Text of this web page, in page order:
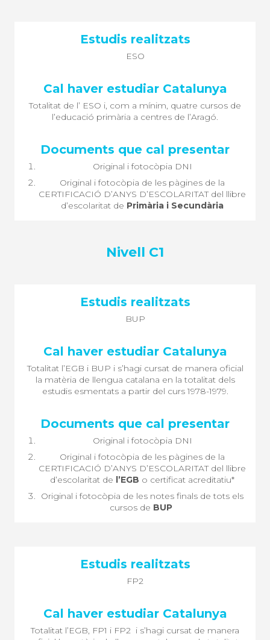
ESO
Totalitat de l’ ESO i, com a mínim, quatre cursos de
l’educació primària a centres de l’Aragó.
Original i fotocòpia DNI
Original i fotocòpia de les pàgines de la
CERTIFICACIÓ D’ANYS D’ESCOLARITAT del llibre
d’escolaritat de Primària i Secundària
Nivell C1
BUP
Totalitat l’EGB i BUP i s’hagi cursat de manera oficial
la matèria de llengua catalana en la totalitat dels
estudis esmentats a partir del curs 1978-1979.
Original i fotocòpia DNI
Original i fotocòpia de les pàgines de la
CERTIFICACIÓ D’ANYS D’ESCOLARITAT del llibre
d’escolaritat de l’EGB o certificat acreditatiu*
Original i fotocòpia de les notes finals de tots els
cursos de BUP
FP2
Totalitat l’EGB, FP1 i FP2 i s’hagi cursat de manera